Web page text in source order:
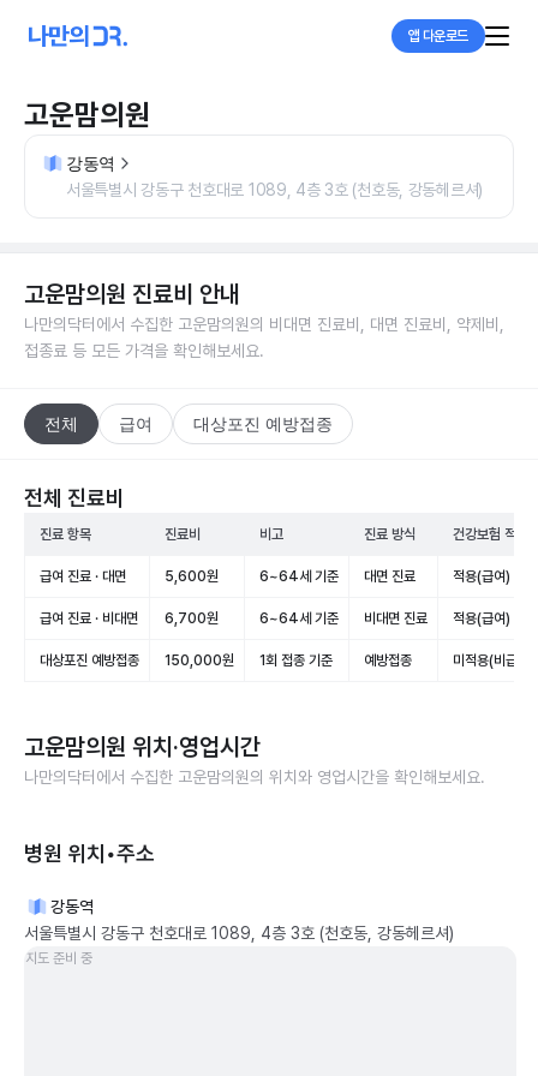
앱 다운로드
고운맘의원
강동역
서울특별시 강동구 천호대로 1089, 4층 3호 (천호동, 강동헤르셔)
고운맘의원 진료비 안내
나만의닥터에서 수집한 고운맘의원의 비대면 진료비, 대면 진료비, 약제비,
접종료 등 모든 가격을 확인해보세요.
전체 급여 대상포진 예방접종
전체 진료비
진료 항목 진료비 비고 진료 방식 건강보험 적용
급여 진료 · 대면 5,600원 6~64세 기준 대면 진료 적용(급여)
급여 진료 · 비대면 6,700원 6~64세 기준 비대면 진료 적용(급여)
대상포진 예방접종 150,000원 1회 접종 기준 예방접종 미적용(비급여)
고운맘의원 위치·영업시간
나만의닥터에서 수집한 고운맘의원의 위치와 영업시간을 확인해보세요.
병원 위치•주소
강동역
서울특별시 강동구 천호대로 1089, 4층 3호 (천호동, 강동헤르셔)
지도 준비 중